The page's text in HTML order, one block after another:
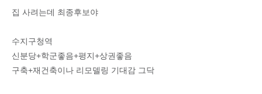
집 사려는데 최종후보야
수지구청역
신분당+학군좋음+평지+상권좋음
구축+재건축이나 리모델링 기대감 그닥